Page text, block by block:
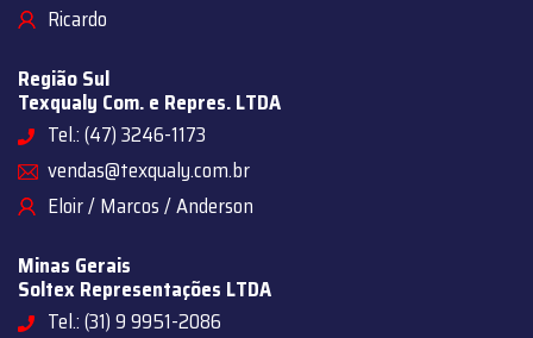
Ricardo
Região Sul
Texqualy Com. e Repres. LTDA
Tel.: (47) 3246-1173
vendas@texqualy.com.br
Eloir / Marcos / Anderson
Minas Gerais
Soltex Representações LTDA
Tel.: (31) 9 9951-2086